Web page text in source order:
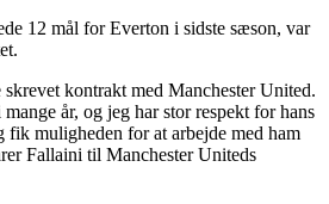
12 mål for Everton i sidste sæson, var
kontrakt med Manchester United.
år, og jeg har stor respekt for hans
fik muligheden for at arbejde med ham
Fallaini til Manchester Uniteds